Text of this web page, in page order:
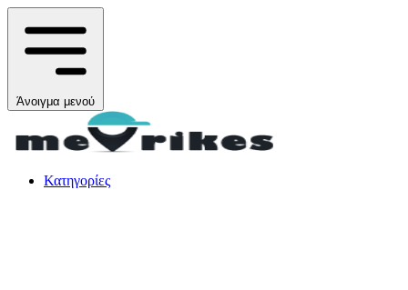
Άνοιγμα μενού
Κατηγορίες